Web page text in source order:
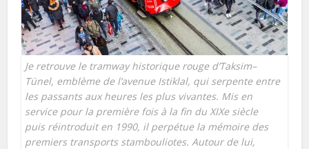
Je retrouve le tramway historique rouge d’Taksim–
Tünel, emblème de l’avenue Istiklal, qui serpente entre
les passants aux heures les plus vivantes. Mis en
service pour la première fois à la fin du XIXe siècle
puis réintroduit en 1990, il perpétue la mémoire des
premiers transports stambouliotes. Autour de lui,